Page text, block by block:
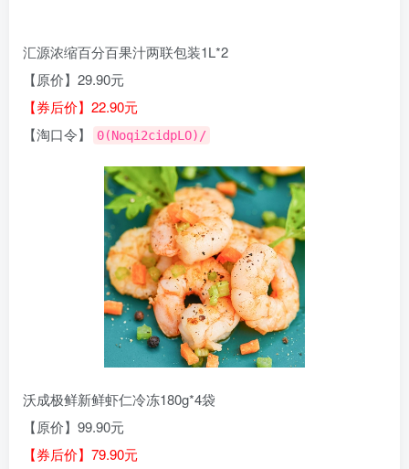
汇源浓缩百分百果汁两联包装1L*2
【原价】29.90元
【券后价】22.90元
【淘口令】
0(Noqi2cidpLO)/
沃成极鲜新鲜虾仁冷冻180g*4袋
【原价】99.90元
【券后价】79.90元